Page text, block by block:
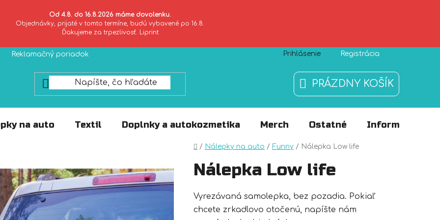
Od 4.8. do 16.8.2026 máme dovolenku.
Objednávky, prijaté v tomto termíne, budú vybavené po 16.8.
Ďakujeme za trpezlivosť. Liprint
Reklamačný poriadok Zásady používania súborov cookies O nás
Prihlásenie Registrácia
NÁKUPNÝ
KOŠÍK
PRÁZDNY KOŠÍK
na auto Textil Doplnky a autokozmetika Merch Ostatné Informácie
Domov
/ Nálepky na auto / Funny / Nálepka Low life
Nálepka Low life
Vyrezávaná samolepka, bez pozadia. Pokiaľ
chcete zrkadlovo otočenú, napíšte nám